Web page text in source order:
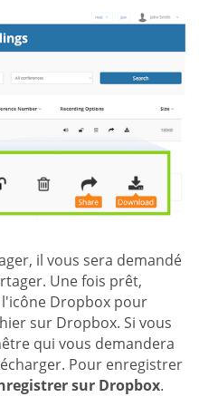
il vous sera demandé
Une fois prêt,
l'icône Dropbox pour
sur Dropbox. Si vous
qui vous demandera
Pour enregistrer
sur Dropbox.